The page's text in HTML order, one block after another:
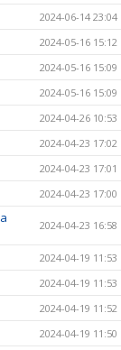
2024-06-14 23:04
2024-05-16 15:12
2024-05-16 15:09
2024-05-16 15:09
2024-04-26 10:53
2024-04-23 17:02
2024-04-23 17:01
2024-04-23 17:00
2024-04-23 16:58
2024-04-19 11:53
2024-04-19 11:53
2024-04-19 11:52
2024-04-19 11:50